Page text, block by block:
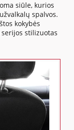
siūle, kurios
spalvos.
kokybės
stilizuotas